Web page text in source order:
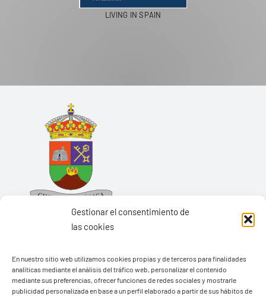
Gestionar el consentimiento de
las cookies
En nuestro sitio web utilizamos cookies propias y de terceros para finalidades
analíticas mediante el análisis del tráfico web, personalizar el contenido
mediante sus preferencias, ofrecer funciones de redes sociales y mostrarle
publicidad personalizada en base a un perfil elaborado a partir de sus hábitos de
LIVING IN SPAIN
Ayuntamiento de Yaiza
Pza. de Los Remedios, 1